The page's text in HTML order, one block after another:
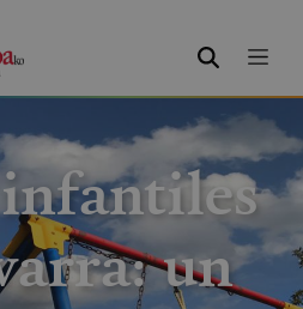
BUSCAR
un